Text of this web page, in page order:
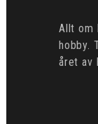
Allt om
hobby.
året av